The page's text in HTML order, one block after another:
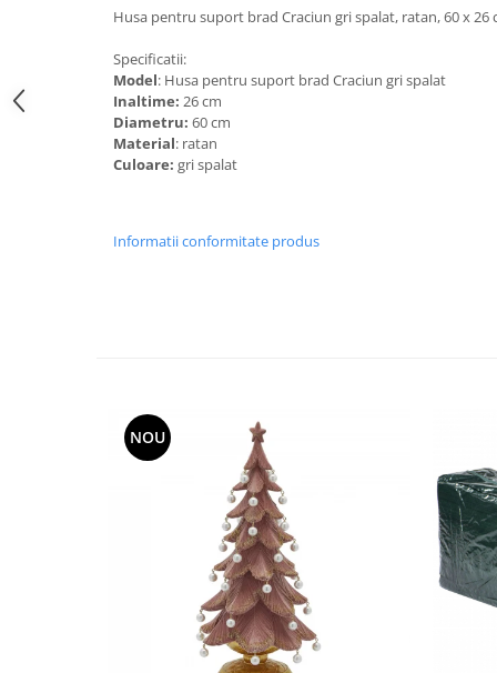
Husa pentru suport brad Craciun gri spalat, ratan, 60 x 26
Specificatii:
Model: Husa pentru suport brad Craciun gri spalat
Inaltime: 26 cm
Diametru: 60 cm
Material: ratan
Culoare: gri spalat
Informatii conformitate produs
NOU